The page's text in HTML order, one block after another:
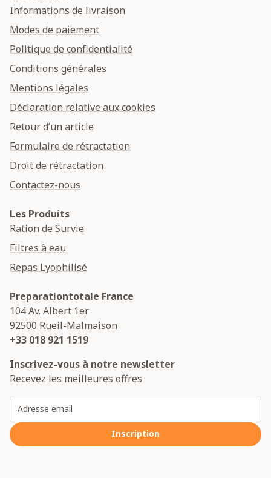
Informations de livraison
Modes de paiement
Politique de confidentialité
Conditions générales
Mentions légales
Déclaration relative aux cookies
Retour d’un article
Formulaire de rétractation
Droit de rétractation
Contactez-nous
Les Produits
Ration de Survie
Filtres à eau
Repas Lyophilisé
Preparationtotale France
104 Av. Albert 1er
92500 Rueil-Malmaison
+33 018 921 1519
Inscrivez-vous à notre newsletter
Recevez les meilleures offres
Inscription